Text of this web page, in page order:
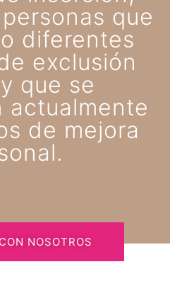
que
diferentes
exclusión
que se
actualmente
de mejora
NOSOTROS